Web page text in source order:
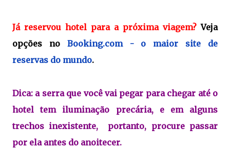
Já reservou hotel para a próxima viagem?Veja
opções no Booking.com - o maior site de
reservas do mundo.
Dica: a serra que você vai pegar para chegar até o
hotel tem iluminação precária, e em alguns
trechos inexistente, portanto, procure passar
por ela antes do anoitecer.